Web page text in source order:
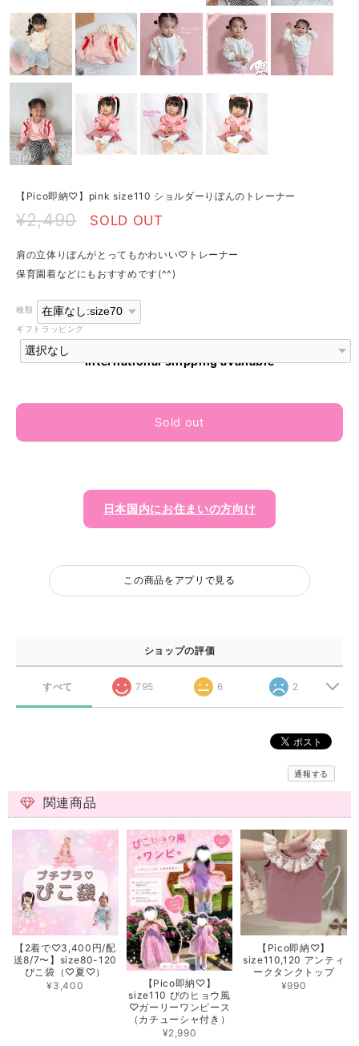
【Pico即納♡】pink size110 ショルダーりぼんのトレーナー
¥2,490 SOLD OUT
肩の立体りぼんがとってもかわいい♡トレーナー
保育園着などにもおすすめです(^^)
種類
ギフトラッピング
International shipping available
Sold out
日本国内にお住まいの方向け
この商品をアプリで見る
ショップの評価
すべて 795 6 2
通報する
関連商品
【2着で♡3,400円/配
送8/7〜】size80-120
ぴこ袋（♡夏♡）
¥3,400
【Pico即納♡】
size110 ぴのヒョウ風
♡ガーリーワンピース
（カチューシャ付き）
¥2,990
【Pico即納♡】
size110,120 アンティ
ークタンクトップ
¥990